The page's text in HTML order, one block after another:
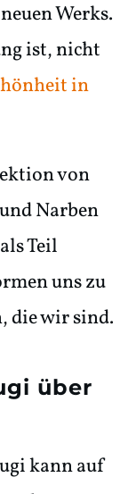
Werks.
ist, nicht
in
von
Narben
Teil
uns zu
die wir sind.
über
kann auf